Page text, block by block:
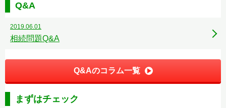
Q&A
2019.06.01
相続問題Q&A
Q&Aのコラム一覧
まずはチェック